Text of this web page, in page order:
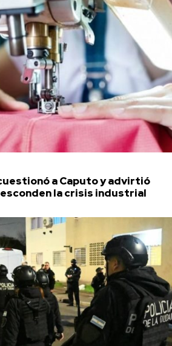
a Caputo y advirtió
la crisis industrial